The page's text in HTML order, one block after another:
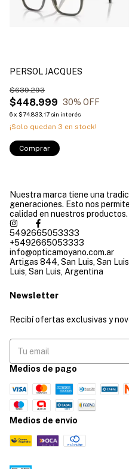
PERSOL JACQUES
$448.999
$639.293
30% OFF
6x $74.833,17 sin interés
¡Solo quedan 3 en stock!
Comprar
Nuestra marca tiene una
generaciones. Esto nos
calidad en nuestros productos.
5492665053333
+5492665053333
info@opticamoyano.com.ar
Artigas 844, San Luis, San
Luis, San Luis, Argentina
Newsletter
Recibí ofertas exclusivas y
Medios de pago
Medios de envío